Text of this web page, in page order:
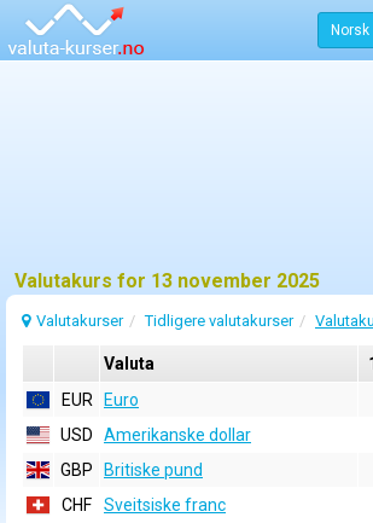
Norsk
Valutakurs for 13 november 2025
Valutakurser Tidligere valutakurser
Valuta
EUR
Euro
USD
Amerikanske dollar
GBP
Britiske pund
CHF
Sveitsiske franc